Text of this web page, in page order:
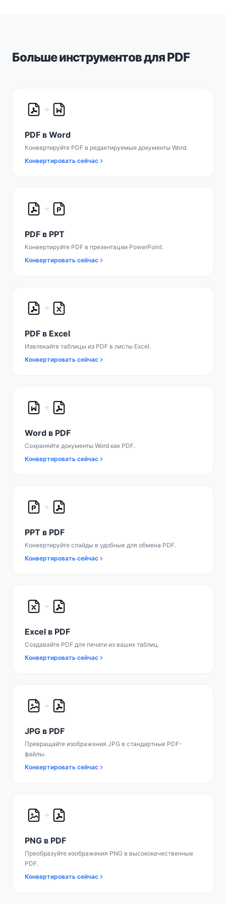
Больше инструментов для PDF
PDF в Word
Конвертируйте PDF в редактируемые документы Word.
Конвертировать сейчас
PDF в PPT
Конвертируйте PDF в презентации PowerPoint.
Конвертировать сейчас
PDF в Excel
Извлекайте таблицы из PDF в листы Excel.
Конвертировать сейчас
Word в PDF
Сохраняйте документы Word как PDF.
Конвертировать сейчас
PPT в PDF
Конвертируйте слайды в удобные для обмена PDF.
Конвертировать сейчас
Excel в PDF
Создавайте PDF для печати из ваших таблиц.
Конвертировать сейчас
JPG в PDF
Превращайте изображения JPG в стандартные PDF-
файлы.
Конвертировать сейчас
PNG в PDF
Преобразуйте изображения PNG в высококачественные
PDF.
Конвертировать сейчас